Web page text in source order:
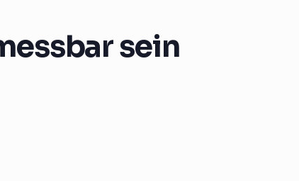
sein